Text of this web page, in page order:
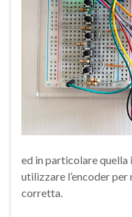
ed in particolare quella
utilizzare l’encoder
corretta.